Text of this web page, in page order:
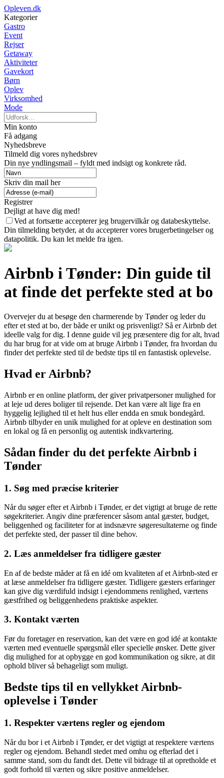
Opleven.dk
Kategorier
Gastro
Event
Rejser
Getaway
Aktiviteter
Gavekort
Børn
Oplev
Virksomhed
Mode
Min konto
Få adgang
Nyhedsbreve
Tilmeld dig vores nyhedsbrev
Din nye yndlingsmail – fyldt med indsigt og konkrete råd.
Skriv din mail her
Registrer
Dejligt at have dig med!
Ved at fortsætte accepterer jeg brugervilkår og databeskyttelse.
Din tilmelding betyder, at du accepterer vores brugerbetingelser og
datapolitik. Du kan let melde fra igen.
Airbnb i Tønder: Din guide til
at finde det perfekte sted at bo
Overvejer du at besøge den charmerende by Tønder og leder du
efter et sted at bo, der både er unikt og prisvenligt? Så er Airbnb det
ideelle valg for dig. I denne guide vil jeg præsentere dig for alt, hvad
du har brug for at vide om at bruge Airbnb i Tønder, fra hvordan du
finder det perfekte sted til de bedste tips til en fantastisk oplevelse.
Hvad er Airbnb?
Airbnb er en online platform, der giver privatpersoner mulighed for
at leje ud deres boliger til rejsende. Det kan være alt lige fra en
hyggelig lejlighed til et helt hus eller endda en smuk bondegård.
Airbnb tilbyder en unik mulighed for at opleve en destination som
en lokal og få en personlig og autentisk indkvartering.
Sådan finder du det perfekte Airbnb i
Tønder
1. Søg med præcise kriterier
Når du søger efter et Airbnb i Tønder, er det vigtigt at bruge de rette
søgekriterier. Angiv dine præferencer såsom antal gæster, budget,
beliggenhed og faciliteter for at indsnævre søgeresultaterne og finde
det perfekte sted, der passer til dine behov.
2. Læs anmeldelser fra tidligere gæster
En af de bedste måder at få en idé om kvaliteten af et Airbnb-sted er
at læse anmeldelser fra tidligere gæster. Tidligere gæsters erfaringer
kan give dig værdifuld indsigt i ejendommens renlighed, værtens
gæstfrihed og beliggenhedens praktiske aspekter.
3. Kontakt værten
Før du foretager en reservation, kan det være en god idé at kontakte
værten med eventuelle spørgsmål eller specielle ønsker. Dette giver
dig mulighed for at opbygge en god kommunikation og sikre, at dit
ophold bliver så behageligt som muligt.
Bedste tips til en vellykket Airbnb-
oplevelse i Tønder
1. Respekter værtens regler og ejendom
Når du bor i et Airbnb i Tønder, er det vigtigt at respektere værtens
regler og ejendom. Behandl stedet med omhu og efterlad det i
samme stand, som du fandt det. Dette vil bidrage til at opretholde et
godt forhold til værten og sikre positive anmeldelser.